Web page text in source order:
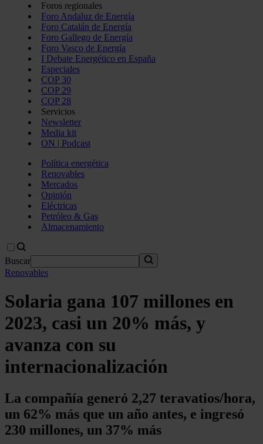
Foros regionales
Foro Andaluz de Energía
Foro Catalán de Energía
Foro Gallego de Energía
Foro Vasco de Energía
I Debate Energético en España
Especiales
COP 30
COP 29
COP 28
Servicios
Newsletter
Media kit
ON | Podcast
Política energética
Renovables
Mercados
Opinión
Eléctricas
Petróleo & Gas
Almacenamiento
Buscar
Renovables
Solaria gana 107 millones en
2023, casi un 20% más, y
avanza con su
internacionalización
La compañía generó 2,27 teravatios/hora,
un 62% más que un año antes, e ingresó
230 millones, un 37% más